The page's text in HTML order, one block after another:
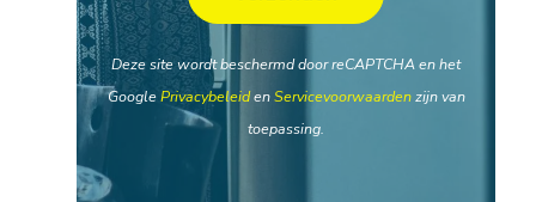
Deze site wordt beschermd door reCAPTCHA en het
GooglePrivacybeleidenServicevoorwaardenzijn van
toepassing.